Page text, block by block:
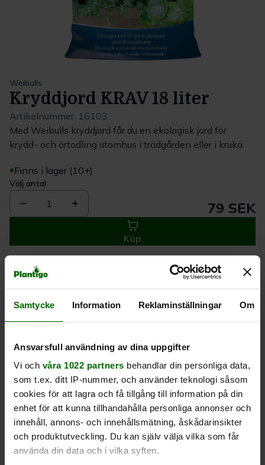
Samtycke Information Reklaminställningar Om
Ansvarsfull användning av dina uppgifter
Vi och våra 1022 partners behandlar din personliga data,
som t.ex. ditt IP-nummer, och använder teknologi såsom
cookies för att lagra och få tillgång till information på din
enhet för att kunna tillhandahålla personliga annonser och
innehåll, annons- och innehållsmätning, åskådarinsikter
och produktutveckling. Du kan själv välja vilka som får
använda din data och i vilka syften.
Weibulls
Kryddjord KRAV 18 liter
Artikelnummer: 16103
Med Weibulls kryddjord får du en ekologisk jord för
krydd- och örtodling utomhus i trädgården eller i kruka.
Finns i lager (10+)
Välj antal
1 79 SEK
Köp
Leverans 1-
3 dagar
Kvalitet till
rätt pris
Eget lager allt i
en leverans
Produktrecensioner
Liknande produkter